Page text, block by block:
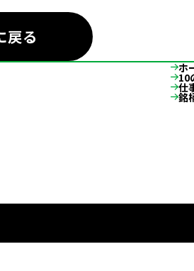
戻る
ホ
10
仕
銘